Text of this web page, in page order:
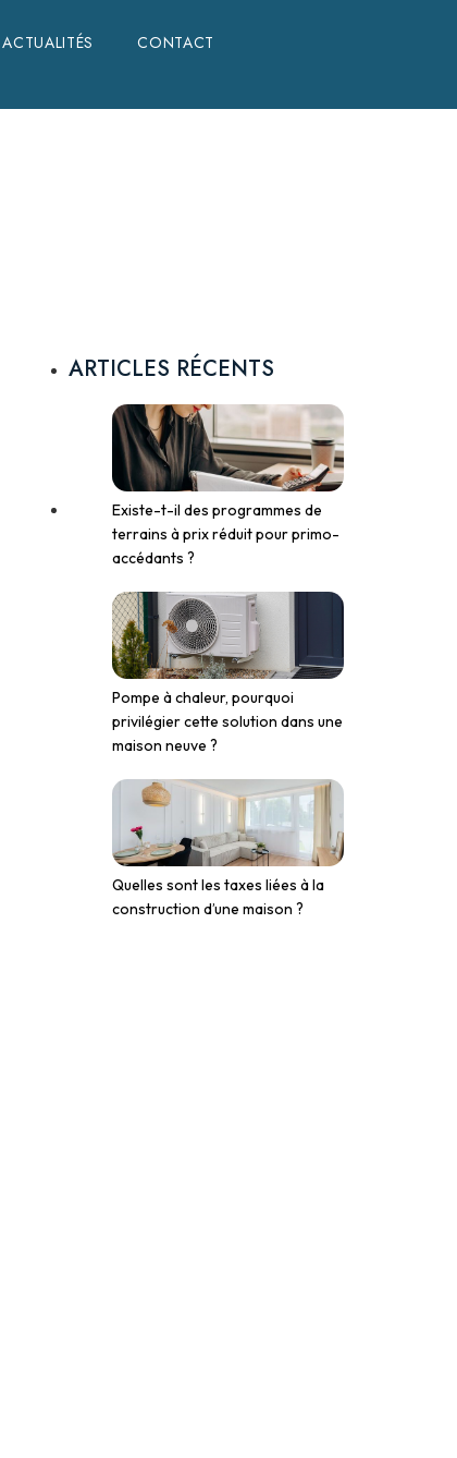
ACTUALITÉS CONTACT
ACTUALITÉS CONTACT
ARTICLES RÉCENTS
Existe-t-il des programmes de
terrains à prix réduit pour primo-
accédants ?
Pompe à chaleur, pourquoi
privilégier cette solution dans une
maison neuve ?
Quelles sont les taxes liées à la
construction d’une maison ?